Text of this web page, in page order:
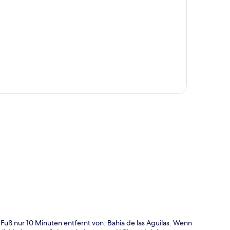
nur 10 Minuten entfernt von: Bahia de las Aguilas. Wenn